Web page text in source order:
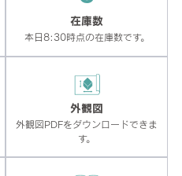
在庫数
本日8:30時点の在庫数です。
外観図
外観図PDFをダウンロードできま
す。